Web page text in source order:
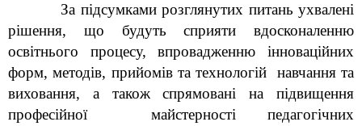
За підсумками розглянутих питань ухвалені
рішення, що будуть сприяти вдосконаленню
освітнього процесу, впровадженню інноваційних
форм, методів, прийомів та технологій  навчання та
виховання, а також спрямовані на підвищення
професійної  майстерності педагогічних